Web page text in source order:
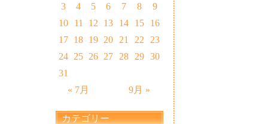
« 7月 9月 »
3
4 5 6 7 8
9
10
11 12 13 14 15
16
17 18 19 20 21 22
23
24 25 26 27 28 29
30
31
カテゴリー